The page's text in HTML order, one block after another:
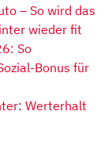
– So wird das
wieder fit
So
Bonus für
Werterhalt